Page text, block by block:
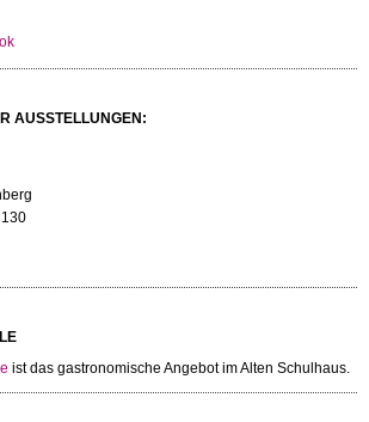
AUSSTELLUNGEN:
ist das gastronomische Angebot im Alten Schulhaus.